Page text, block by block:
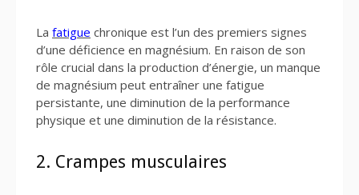
La fatigue chronique est l’un des premiers signes
d’une déficience en magnésium. En raison de son
rôle crucial dans la production d’énergie, un manque
de magnésium peut entraîner une fatigue
persistante, une diminution de la performance
physique et une diminution de la résistance.
2. Crampes musculaires